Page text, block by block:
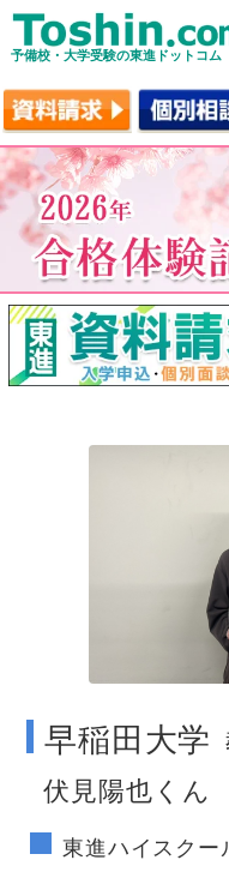
予備校・大学受験の東進ドットコム
早稲田大学
伏見陽也くん
東進ハイスクー